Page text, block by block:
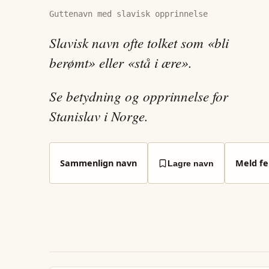
Guttenavn med slavisk opprinnelse
Slavisk navn ofte tolket som «bli
berømt» eller «stå i ære».
Se betydning og opprinnelse for
Stanislav i Norge.
Sammenlign navn Lagre navn Meld